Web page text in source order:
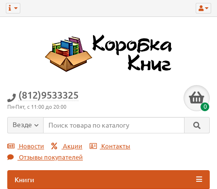
(812)9533325
Пн-Пят, с 11:00 до 20:00 0
Везде
Новости Акции
Контакты
Отзывы покупателей
Книги